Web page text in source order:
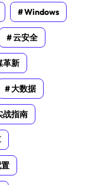
Windows
云安全
革新
大数据
战指南